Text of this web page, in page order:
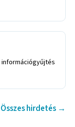
információgyűjtés
Összes hirdetés →